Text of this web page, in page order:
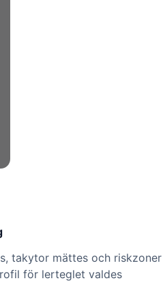
takytor mättes och riskzoner
för lerteglet valdes